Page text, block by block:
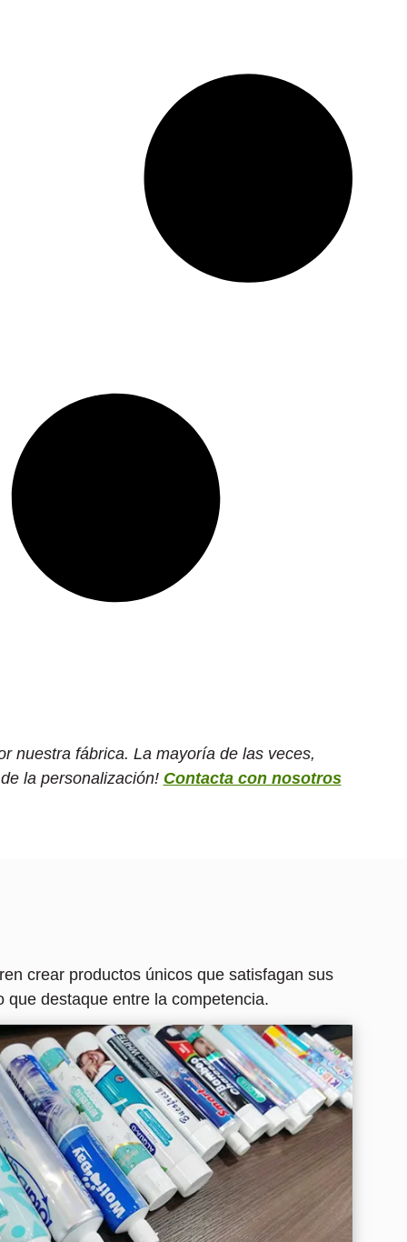
nuestra fábrica. La mayoría de las veces,
la personalización! Contacta con nosotros
crear productos únicos que satisfagan sus
destaque entre la competencia.